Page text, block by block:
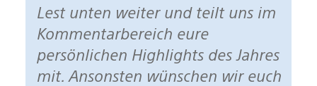
Lest unten weiter und teilt uns im
Kommentarbereich eure
persönlichen Highlights des Jahres
mit. Ansonsten wünschen wir euch